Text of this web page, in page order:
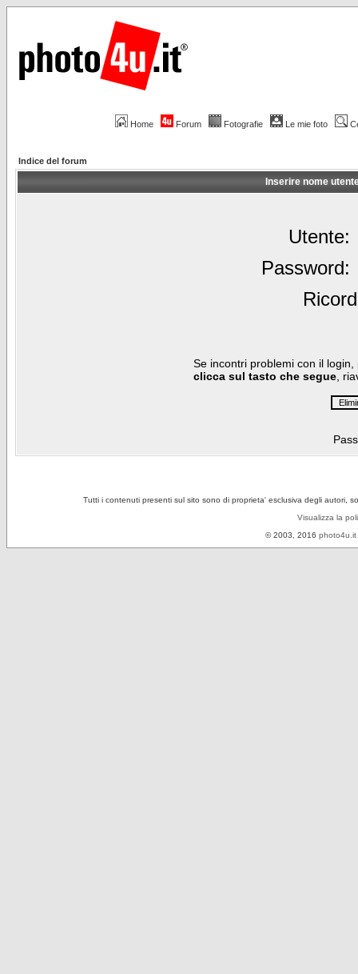
Home Forum Fotografie Le mie foto
Indice del forum
Inserire nome
Utente:
Password:
Se incontri problemi con il
clicca sul tasto che segue ,
Tutti i contenuti presenti sul sito sono di proprieta' esclusiva degli autori,
Visualizza la
© 2003, 2016 photo4u.it